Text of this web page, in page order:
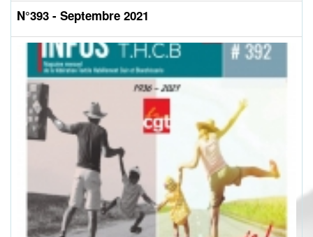
N°393 - Septembre 2021